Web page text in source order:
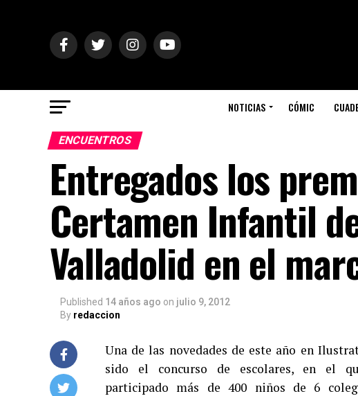
NOTICIAS CÓMIC
ENCUENTROS
Entregados los
Certamen Infantil
Valladolid en el
Published 14 años ago on julio 9, 2012
By redaccion
Una de las novedades de este año en
sido el concurso de escolares, en el
participado más de 400 niños de 6